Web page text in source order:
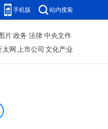
手机版 站内搜索
片 政务 法律 中央文件
太网 上市公司 文化产业